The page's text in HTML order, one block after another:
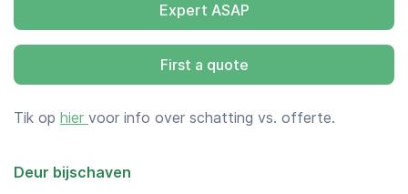
Expert ASAP
First a quote
Tik op hier voor info over schatting vs. offerte.
Deur bijschaven